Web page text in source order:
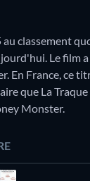
classement
Le film a
En France, ce
que La
Monster.